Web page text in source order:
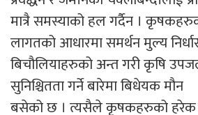
मात्रै समस्याको हल गर्दैन ।
लागतको आधारमा समर्थन मुल्य
बिचौलियाहरुको अन्त गरी कृषि
सुनिश्चितता गर्ने बारेमा बिधेयक मौन
बसेको छ । त्यसैले कृषकहरुको हरेक